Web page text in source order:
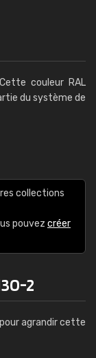
couleur RAL
du système de
collections
pouvez créer
2
agrandir cette